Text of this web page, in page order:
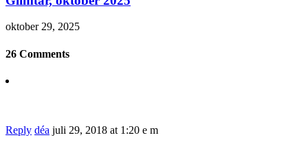
oktober 29, 2025
26 Comments
Reply déa juli 29, 2018 at 1:20 e m